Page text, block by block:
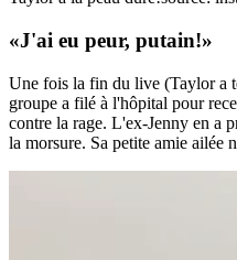
«J'ai eu peur, putain!»
Une fois la fin du live (Taylor a
groupe a filé à l'hôpital pour
contre la rage. L'ex-Jenny en a
la morsure. Sa petite amie ailée